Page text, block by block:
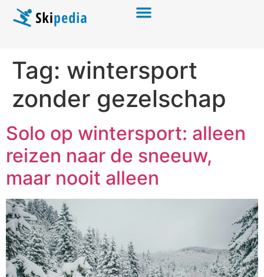
Tag: wintersport
zonder gezelschap
Solo op wintersport: alleen
reizen naar de sneeuw,
maar nooit alleen